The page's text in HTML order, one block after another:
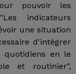
pouvoir les
indicateurs
une situation
d'intégrer
quotidiens en le
et routinier",